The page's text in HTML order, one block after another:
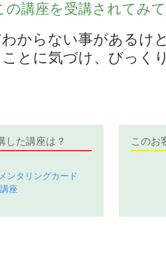
の講座を受講されてみ
わからない事があるけ
とに気づけ、びっく
した講座は？
ンタリングカード
座
このお